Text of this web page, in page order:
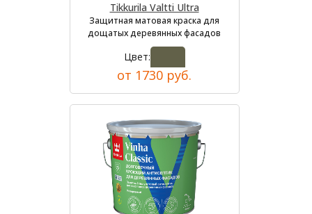
Tikkurila Valtti Ultra
Защитная матовая краска для
дощатых деревянных фасадов
Цвет:
от 1730 руб.